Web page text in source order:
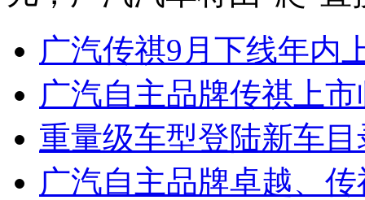
广汽传祺9月下线年内
广汽自主品牌传祺上
重量级车型登陆新车
广汽自主品牌卓越、